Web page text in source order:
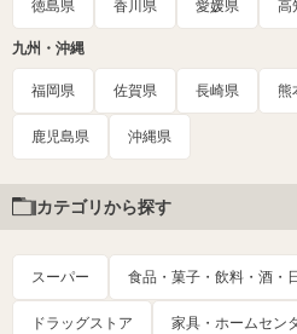
徳島県 香川県 愛媛県 高
九州・沖縄
福岡県 佐賀県 長崎県 熊
鹿児島県 沖縄県
カテゴリから探す
スーパー 食品・菓子・飲料・酒・
ドラッグストア 家具・ホームセン